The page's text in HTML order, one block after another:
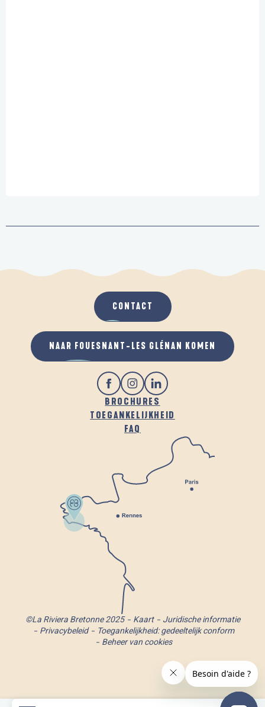
BROCHURES
TOEGANKELIJKHEID
FAQ
CONTACT
NAAR FOUESNANT-LES GLÉNAN KOMEN
©La Riviera Bretonne 2025 Kaart
Juridische informatie
Privacybeleid
Toegankelijkheid: gedeeltelijk conform
Beheer van cookies